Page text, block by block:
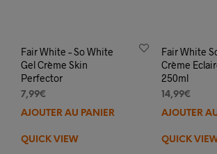
Fair White – So White
Gel Crème Skin
Perfector
7,99€
AJOUTER AU PANIER
QUICK VIEW
Fair White
Crème
250ml
14,99€
AJOUTER
QUICK